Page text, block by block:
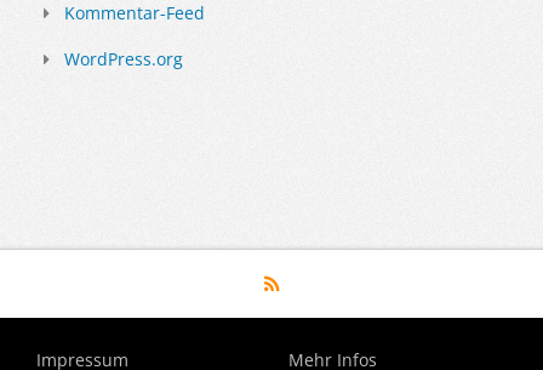
Kommentar-Feed
WordPress.org
Impressum Mehr Infos